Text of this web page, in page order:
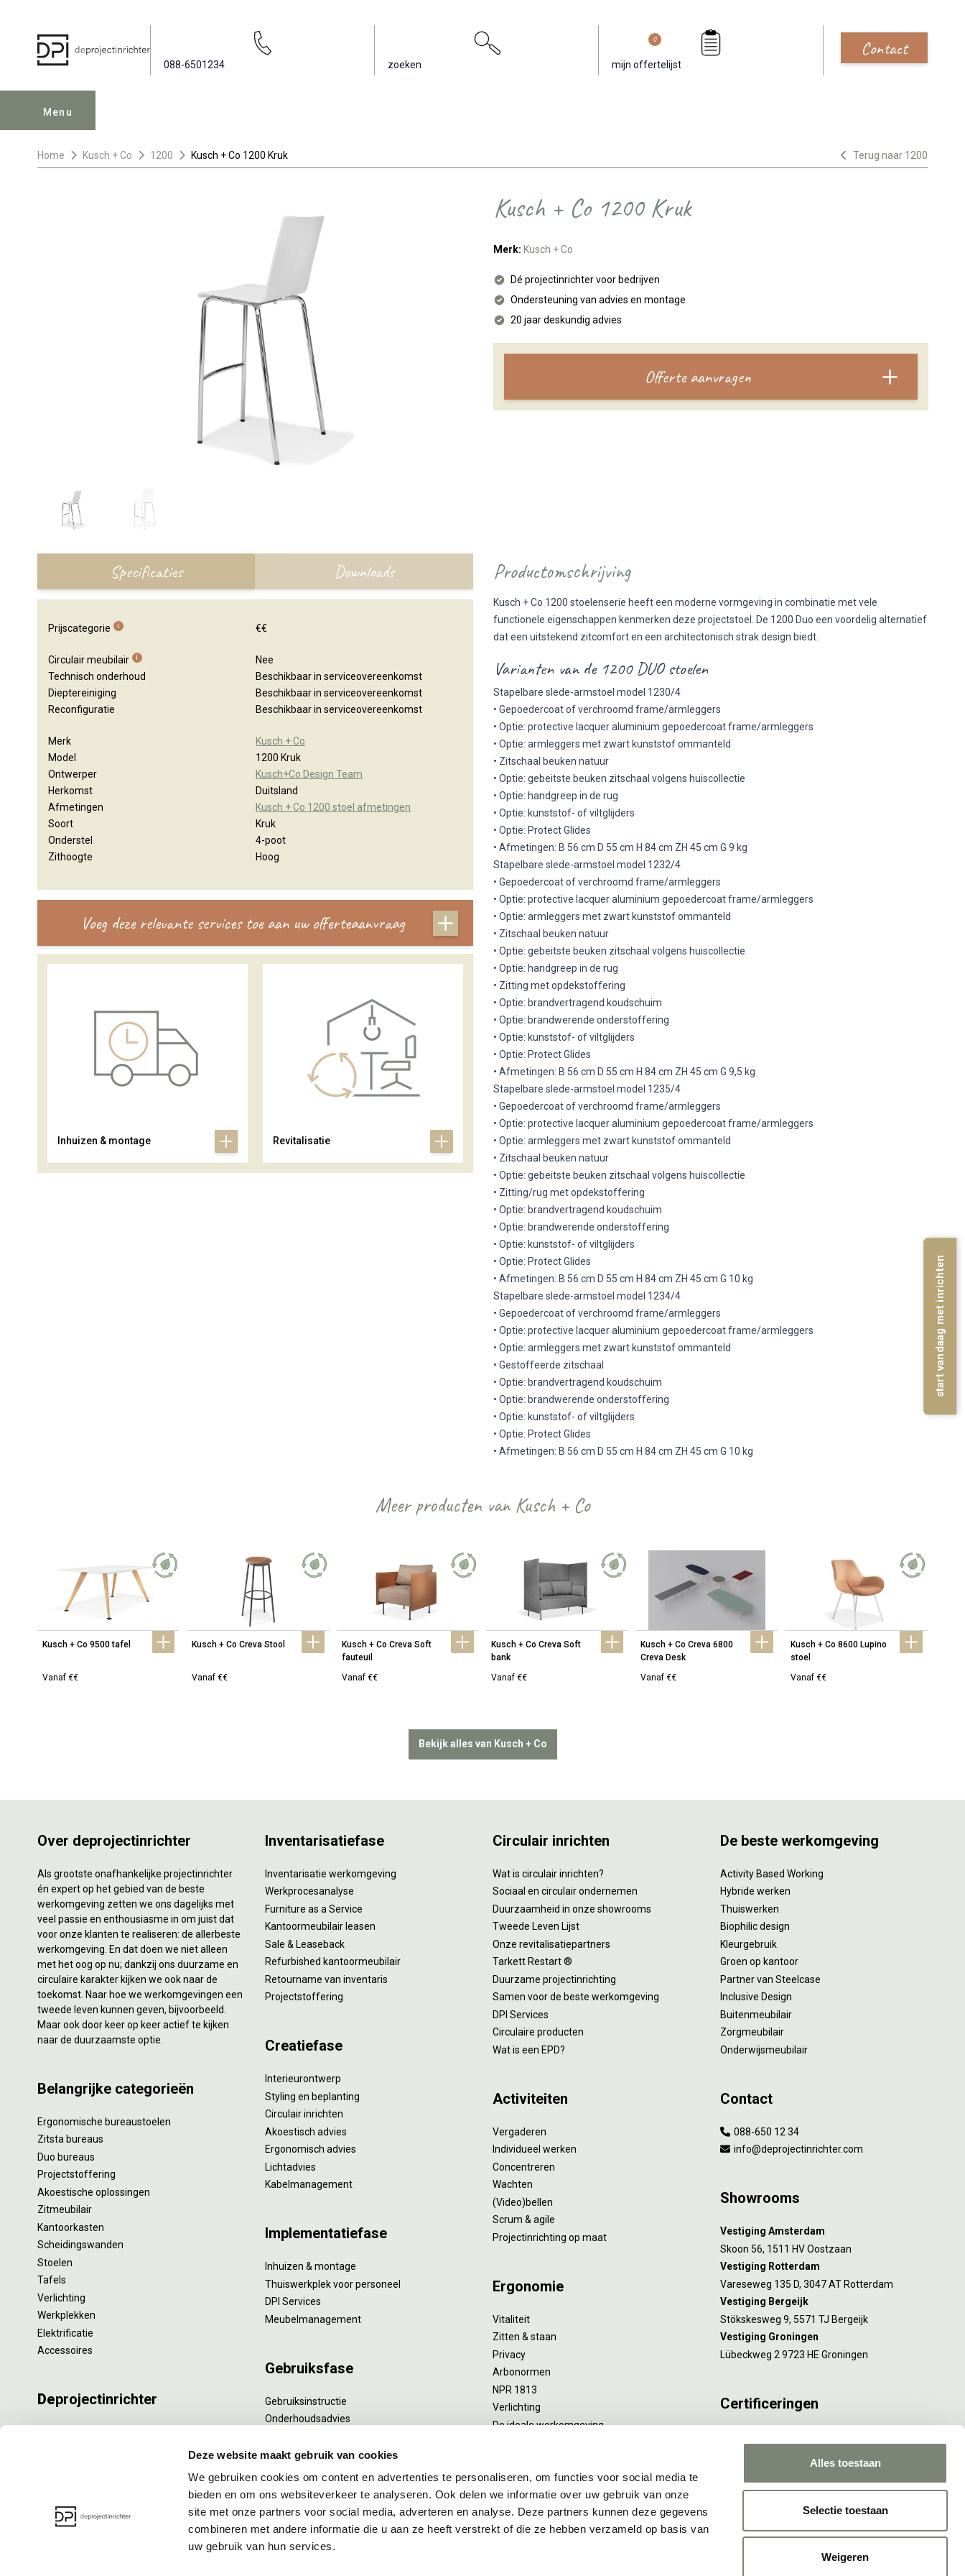
Deze website maakt gebruik van cookies
We gebruiken cookies om content en advertenties te personaliseren, om functies voor social media te
bieden en om ons websiteverkeer te analyseren. Ook delen we informatie over uw gebruik van onze
site met onze partners voor social media, adverteren en analyse. Deze partners kunnen deze gegevens
combineren met andere informatie die u aan ze heeft verstrekt of die ze hebben verzameld op basis van
uw gebruik van hun services.
Alles toestaan
Selectie toestaan
Weigeren
088-6501234 zoeken mijn offertelijst
0 Contact
Menu
Home Kusch + Co 1200 Kusch + Co 1200 Kruk Terug naar 1200
Kusch + Co 1200 Kruk
Merk: Kusch + Co
Dé projectinrichter voor bedrijven
Ondersteuning van advies en montage
20 jaar deskundig advies
Offerte aanvragen
Specificaties Downloads
Prijscategorie i €€
Circulair meubilair i
Nee
Technisch onderhoud
Beschikbaar in serviceovereenkomst
Dieptereiniging
Beschikbaar in serviceovereenkomst
Reconfiguratie
Beschikbaar in serviceovereenkomst
Merk
Kusch + Co
Model
1200 Kruk
Ontwerper
Kusch+Co Design Team
Herkomst
Duitsland
Afmetingen
Kusch + Co 1200 stoel afmetingen
Soort
Kruk
Onderstel
4-poot
Zithoogte
Hoog
Voeg deze relevante services toe aan uw offerteaanvraag
Inhuizen & montage Revitalisatie
Productomschrijving
Kusch + Co 1200 stoelenserie heeft een moderne vormgeving in combinatie met vele
functionele eigenschappen kenmerken deze projectstoel. De 1200 Duo een voordelig alternatief
dat een uitstekend zitcomfort en een architectonisch strak design biedt.
Varianten van de 1200 DUO stoelen
Stapelbare slede-armstoel model 1230/4
• Gepoedercoat of verchroomd frame/armleggers
• Optie: protective lacquer aluminium gepoedercoat frame/armleggers
• Optie: armleggers met zwart kunststof ommanteld
• Zitschaal beuken natuur
• Optie: gebeitste beuken zitschaal volgens huiscollectie
• Optie: handgreep in de rug
• Optie: kunststof- of viltglijders
• Optie: Protect Glides
• Afmetingen: B 56 cm D 55 cm H 84 cm ZH 45 cm G 9 kg
Stapelbare slede-armstoel model 1232/4
• Gepoedercoat of verchroomd frame/armleggers
• Optie: protective lacquer aluminium gepoedercoat frame/armleggers
• Optie: armleggers met zwart kunststof ommanteld
• Zitschaal beuken natuur
• Optie: gebeitste beuken zitschaal volgens huiscollectie
• Optie: handgreep in de rug
• Zitting met opdekstoffering
• Optie: brandvertragend koudschuim
• Optie: brandwerende onderstoffering
• Optie: kunststof- of viltglijders
• Optie: Protect Glides
• Afmetingen: B 56 cm D 55 cm H 84 cm ZH 45 cm G 9,5 kg
Stapelbare slede-armstoel model 1235/4
• Gepoedercoat of verchroomd frame/armleggers
• Optie: protective lacquer aluminium gepoedercoat frame/armleggers
• Optie: armleggers met zwart kunststof ommanteld
• Zitschaal beuken natuur
• Optie: gebeitste beuken zitschaal volgens huiscollectie
• Zitting/rug met opdekstoffering
• Optie: brandvertragend koudschuim
• Optie: brandwerende onderstoffering
• Optie: kunststof- of viltglijders
• Optie: Protect Glides
• Afmetingen: B 56 cm D 55 cm H 84 cm ZH 45 cm G 10 kg
Stapelbare slede-armstoel model 1234/4
• Gepoedercoat of verchroomd frame/armleggers
• Optie: protective lacquer aluminium gepoedercoat frame/armleggers
• Optie: armleggers met zwart kunststof ommanteld
• Gestoffeerde zitschaal
• Optie: brandvertragend koudschuim
• Optie: brandwerende onderstoffering
• Optie: kunststof- of viltglijders
• Optie: Protect Glides
• Afmetingen: B 56 cm D 55 cm H 84 cm ZH 45 cm G 10 kg
Meer producten van Kusch + Co
Kusch + Co 9500 tafel
Vanaf €€
Kusch + Co Creva Stool
Vanaf €€
Kusch + Co Creva Soft
fauteuil
Vanaf €€
Kusch + Co Creva Soft
bank
Vanaf €€
Kusch + Co Creva 6800
Creva Desk
Vanaf €€
Kusch + Co 8600 Lupino
stoel
Vanaf €€
Bekijk alles van Kusch + Co
Over deprojectinrichter
Als grootste onafhankelijke projectinrichter
én expert op het gebied van de beste
werkomgeving zetten we ons dagelijks met
veel passie en enthousiasme in om juist dat
voor onze klanten te realiseren: de allerbeste
werkomgeving. En dat doen we niet alleen
met het oog op nu; dankzij ons duurzame en
circulaire karakter kijken we ook naar de
toekomst. Naar hoe we werkomgevingen een
tweede leven kunnen geven, bijvoorbeeld.
Maar ook door keer op keer actief te kijken
naar de duurzaamste optie.
Belangrijke categorieën
Ergonomische bureaustoelen
Zitsta bureaus
Duo bureaus
Projectstoffering
Akoestische oplossingen
Zitmeubilair
Kantoorkasten
Scheidingswanden
Stoelen
Tafels
Verlichting
Werkplekken
Elektrificatie
Accessoires
Deprojectinrichter
Inventarisatiefase
Inventarisatie werkomgeving
Werkprocesanalyse
Furniture as a Service
Kantoormeubilair leasen
Sale & Leaseback
Refurbished kantoormeubilair
Retourname van inventaris
Projectstoffering
Creatiefase
Interieurontwerp
Styling en beplanting
Circulair inrichten
Akoestisch advies
Ergonomisch advies
Lichtadvies
Kabelmanagement
Implementatiefase
Inhuizen & montage
Thuiswerkplek voor personeel
DPI Services
Meubelmanagement
Gebruiksfase
Gebruiksinstructie
Onderhoudsadvies
Specialistische reiniging
Refurbishment
Interne verhuizing
Circulair inrichten
Wat is circulair inrichten?
Sociaal en circulair ondernemen
Duurzaamheid in onze showrooms
Tweede Leven Lijst
Onze revitalisatiepartners
Tarkett Restart ®
Duurzame projectinrichting
Samen voor de beste werkomgeving
DPI Services
Circulaire producten
Wat is een EPD?
Activiteiten
Vergaderen
Individueel werken
Concentreren
Wachten
(Video)bellen
Scrum & agile
Projectinrichting op maat
Ergonomie
Vitaliteit
Zitten & staan
Privacy
Arbonormen
NPR 1813
Verlichting
De ideale werkomgeving
De beste werkomgeving
Activity Based Working
Hybride werken
Thuiswerken
Biophilic design
Kleurgebruik
Groen op kantoor
Partner van Steelcase
Inclusive Design
Buitenmeubilair
Zorgmeubilair
Onderwijsmeubilair
Contact
088-650 12 34
info@deprojectinrichter.com
Showrooms
Vestiging Amsterdam
Skoon 56, 1511 HV Oostzaan
Vestiging Rotterdam
Vareseweg 135 D, 3047 AT Rotterdam
Vestiging Bergeijk
Stökskesweg 9, 5571 TJ Bergeijk
Vestiging Groningen
Lübeckweg 2 9723 HE Groningen
Certificeringen
Rotterdam en Culemborg.
start vandaag met inrichten